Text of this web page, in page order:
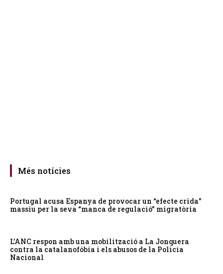
Més notícies
Portugal acusa Espanya de provocar un “efecte crida”
massiu per la seva “manca de regulació” migratòria
L’ANC respon amb una mobilització a La Jonquera
contra la catalanofòbia i els abusos de la Policia
Nacional